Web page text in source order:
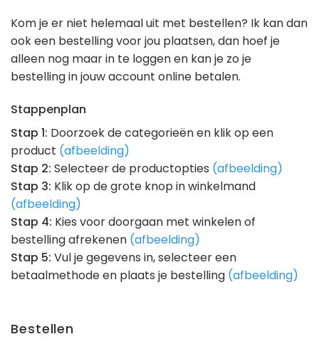
Kom je er niet helemaal uit met bestellen? Ik kan dan
ook een bestelling voor jou plaatsen, dan hoef je
alleen nog maar in te loggen en kan je zo je
bestelling in jouw account online betalen.
Stappenplan
Stap 1: Doorzoek de categorieën en klik op een
product (afbeelding)
Stap 2: Selecteer de productopties (afbeelding)
Stap 3: Klik op de grote knop in winkelmand
(afbeelding)
Stap 4: Kies voor doorgaan met winkelen of
bestelling afrekenen (afbeelding)
Stap 5: Vul je gegevens in, selecteer een
betaalmethode en plaats je bestelling (afbeelding)
Bestellen